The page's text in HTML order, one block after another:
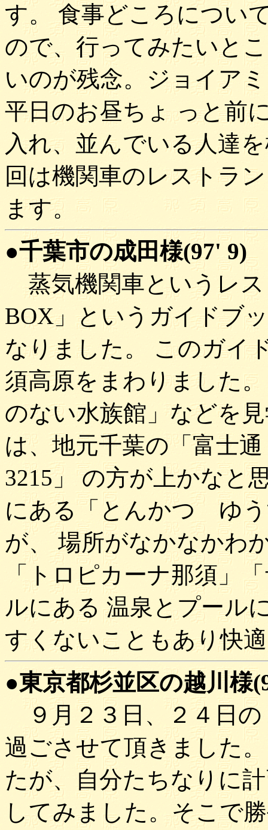
す。 食事どころについ
ので、行ってみたいと
いのが残念。ジョイア
平日のお昼ちょ っと前
入れ、並んでいる人達
回は機関車のレストラ
ます。
●千葉市の成田様(97' 9)
蒸気機関車というレ
BOX」というガイドブ
なりました。 このガイ
須高原をまわりました
のない水族館」などを
は、地元千葉の「富士
3215」 の方が上かなと
にある「とんかつ ゆ
が、 場所がなかなかわ
「トロピカーナ那須」
ルにある 温泉とプール
すくないこともあり快
●東京都杉並区の越川様
９月２３日、２４日の
過ごさせて頂きました
たが、自分たちなりに
してみました。そこで